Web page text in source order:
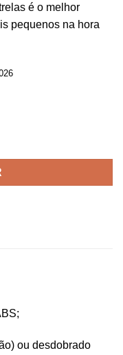
é o melhor
pequenos na hora
LED
ou desdobrado